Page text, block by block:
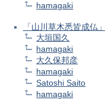
hamagaki
「山川草木悉皆成仏
大垣国久
hamagaki
大久保邦彦
hamagaki
Satoshi Saito
hamagaki